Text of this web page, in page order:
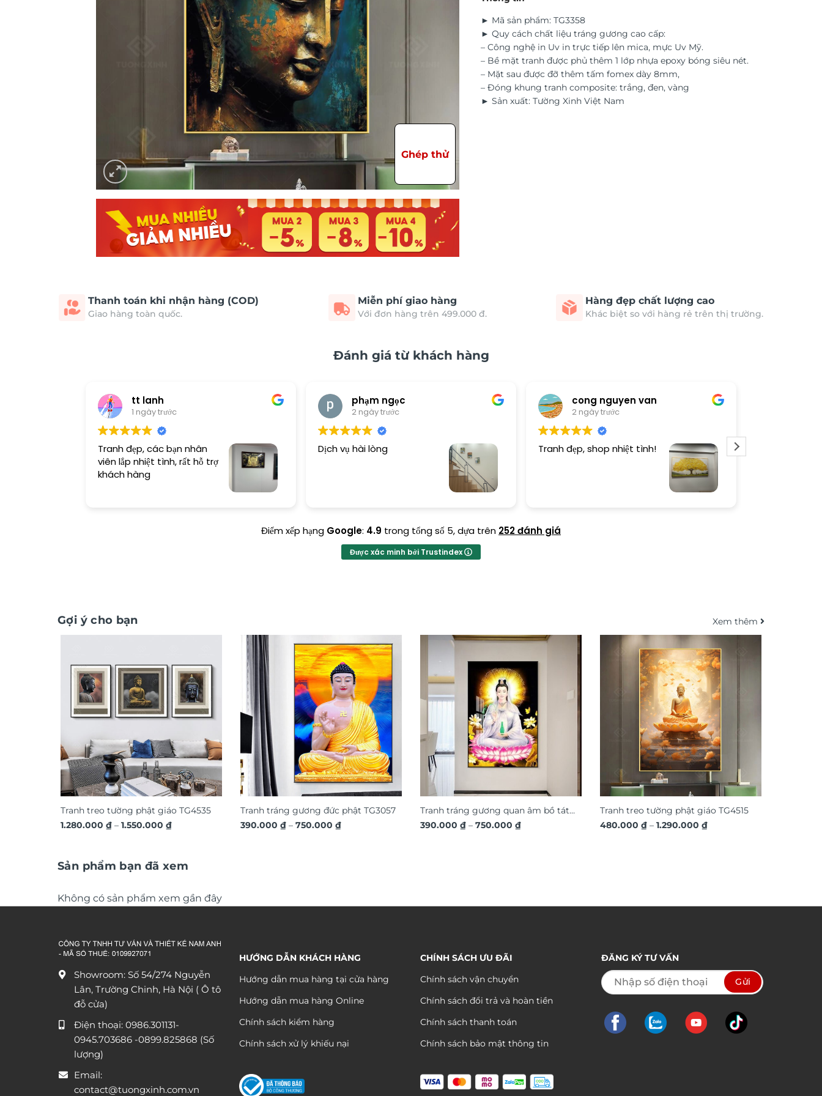
Ghép thử
► Mã sản phẩm: TG3358
► Quy cách chất liệu tráng gương cao cấp:
– Công nghệ in Uv in trực tiếp lên mica, mực Uv Mỹ.
– Bề mặt tranh được phủ thêm 1 lớp nhựa epoxy bóng siêu nét.
– Mặt sau được đỡ thêm tấm fomex dày 8mm,
– Đóng khung tranh composite: trắng, đen, vàng
► Sản xuất: Tường Xinh Việt Nam
Thanh toán khi nhận hàng (COD)
Giao hàng toàn quốc.
Miễn phí giao hàng
Với đơn hàng trên 499.000 đ.
Hàng đẹp chất lượng cao
Khác biệt so với hàng rẻ trên thị trường.
Đánh giá từ khách hàng
tt lanh
1 ngày trước
Tranh đẹp, các bạn nhân
viên lắp nhiệt tình, rất hỗ trợ
khách hàng
phạm ngọc
2 ngày trước
Dịch vụ hài lòng
cong nguyen van
2 ngày trước
Tranh đẹp, shop nhiệt tình!
Điểm xếp hạng Google: 4.9 trong tổng số 5,dựa trên 252 đánh giá
Được xác minh bởi Trustindex
Gợi ý cho bạn Xem thêm
Tranh treo tường phật giáo TG4535
1.280.000₫ – 1.550.000₫Khoảng
1.550.000 ₫
Tranh tráng gương đức phật TG3057
390.000₫ – 750.000₫Khoảng
Tranh tráng gương quan âm bồ tát
TG3045
390.000 ₫ – 750.000 ₫Khoảng
Tranh treo tường phật giáo TG4515
480.000 ₫ – 1.290.000 ₫Khoảng
Sản phẩm bạn đã xem
Không có sản phẩm xem gần đây
Showroom: Số 54/274 Nguyễn
Lân, Trường Chinh, Hà Nội ( Ô tô
đỗ cửa)
Điện thoại: 0986.301131-
0945.703686 -0899.825868 (Số
lượng)
Email:
contact@tuongxinh.com.vn
HƯỚNG DẪN KHÁCH HÀNG
Hướng dẫn mua hàng tại cửa hàng
Hướng dẫn mua hàng Online
Chính sách kiểm hàng
Chính sách xử lý khiếu nại
CHÍNH SÁCH ƯU ĐÃI
Chính sách vận chuyển
Chính sách đổi trả và hoàn tiền
Chính sách thanh toán
Chính sách bảo mật thông tin
ĐĂNG KÝ TƯ VẤN